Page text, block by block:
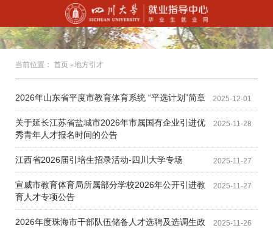
当前位置： 首页 »地方引才
2025-12-01
2026年山东省平度市教育体育系统 “平选计划”简章
2025-11-28
关于延长江苏省盐城市2026年市属国有企业引进优
秀青年人才报名时间的公告
2025-11-27
江西省2026届引培生招录活动-四川大学专场
2025-11-27
宣威市教育体育局所属部分学校2026年公开引进教
育人才专项公告
2025-11-26
2026年度珠海市干部队伍储备人才选聘及选调生政